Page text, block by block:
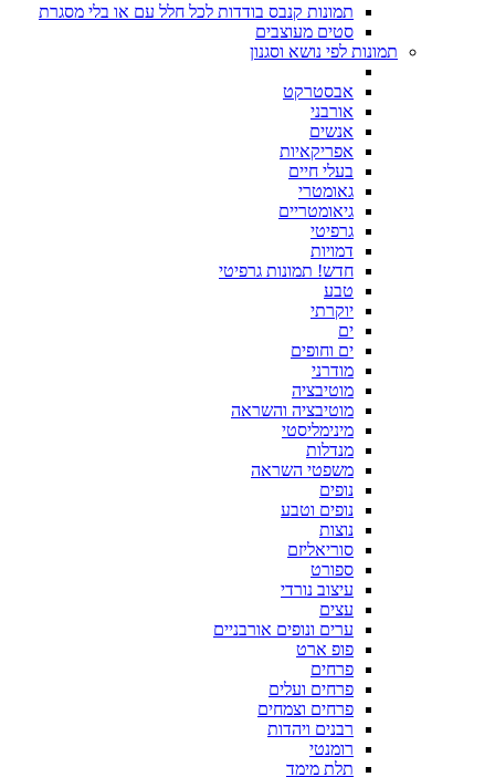
תמונות קנבס בודדות לכל חלל עם או בלי מסגרת
סטים מעוצבים
תמונות לפי נושא וסגנון
אבסטרקט
אורבני
אנשים
אפריקאיות
בעלי חיים
גאומטרי
גיאומטריים
גרפיטי
דמויות
חדש! תמונות גרפיטי
טבע
יוקרתי
ים
ים וחופים
מודרני
מוטיבציה
מוטיבציה והשראה
מינימליסטי
מנדלות
משפטי השראה
נופים
נופים וטבע
נוצות
סוריאליזם
ספורט
עיצוב נורדי
עצים
ערים ונופים אורבניים
פופ ארט
פרחים
פרחים ועלים
פרחים וצמחים
רבנים ויהדות
רומנטי
תלת מימד